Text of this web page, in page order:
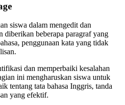
siswa dalam mengedit dan
diberikan beberapa paragraf yang
penggunaan kata yang tidak
dan memperbaiki kesalahan
ini mengharuskan siswa untuk
tentang tata bahasa Inggris, tanda
yang efektif.